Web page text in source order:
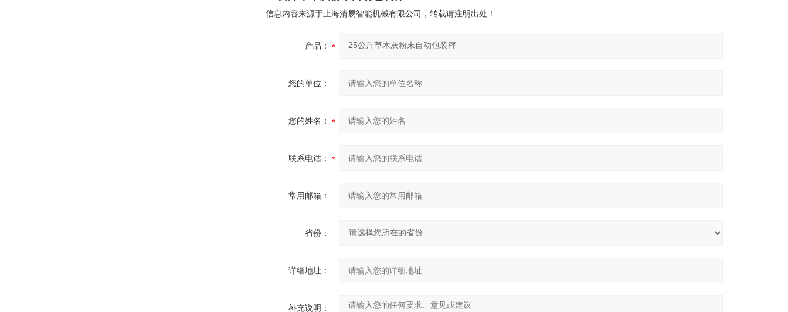
信息内容来源于上海清易智能机械有限公司，转载请注明出处！
产品：
您的单位：
您的姓名：
联系电话：
常用邮箱：
省份：
详细地址：
补充说明：